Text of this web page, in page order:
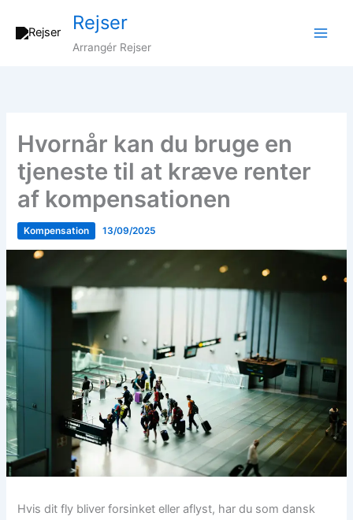
Rejser
Arrangér Rejser
Hvornår kan du bruge en
tjeneste til at kræve renter
af kompensationen
Kompensation 13/09/2025
Hvis dit fly bliver forsinket eller aflyst, har du som dansk